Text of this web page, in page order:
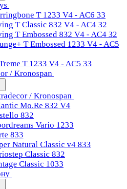
T 1233 V4 - AC6 33
T Classic 832 V4 - AC4 32
T Embossed 832 V4 - AC4 32
T Embossed 1233 V4 - AC5
T 1233 V4 - AC5 33
/ Kronospan
/ Kronospan
Mo.Re 832 V4
832
Vario 1233
833
Natural Classic v4 833
Classic 832
Classic 1033